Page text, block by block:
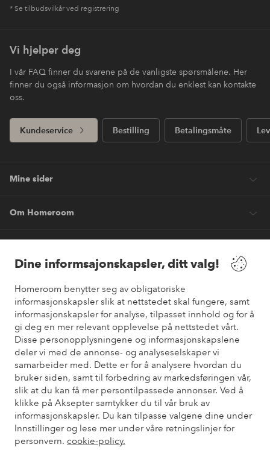
Dine informsajonskapsler, ditt valg!
Homeroom benytter seg av obligatoriske
informasjonskapsler slik at nettstedet skal fungere, samt
informasjonskapsler for analyse, tilpasset innhold og for å
gi deg en mer relevant opplevelse på nettstedet vårt.
Disse personopplysningene og informasjonskapslene
deler vi med de annonse- og analyseselskaper vi
samarbeider med. Dette er for å analysere hvordan du
bruker siden, samt til forbedring av markedsføringen vår,
slik at du kan få mer persontilpassede annonser. Ved å
klikke på Aksepter samtykker du til vår bruk av
informasjonskapsler. Du kan tilpasse valgene dine under
Innstillinger og lese mer under våre retningslinjer for
personvern. cookie-policy.
* Se tilbudsvilkår ved registrering
Vi hjelper deg
I vår FAQ finner du svarene på de vanligste spørsmålene. Her
finner du også informasjon om hvordan du enklest kan kontakte
oss.
Kundeservice Bestilling Betalingsmåte
Mine sider
Om Homeroom
Venner
Sikre betalinger
Vil du vite mer om våre betalingsalternativer?
elpy